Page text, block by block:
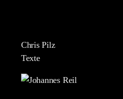
Chris Pilz
Texte